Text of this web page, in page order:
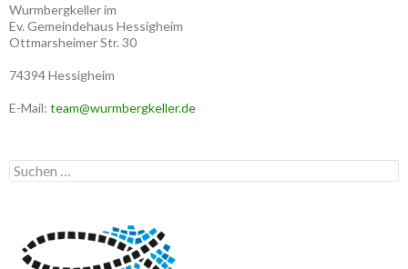
Wurmbergkeller im
Ev. Gemeindehaus Hessigheim
Ottmarsheimer Str. 30
74394 Hessigheim
E-Mail: team@wurmbergkeller.de
Suchen
nach: